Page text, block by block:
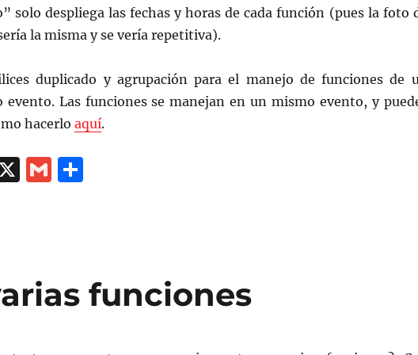
solo despliega las fechas y horas de cada función (pues la foto
la misma y se vería repetitiva).
duplicado y agrupación para el manejo de funciones de
evento. Las funciones se manejan en un mismo evento, y
hacerlo aquí.
X G C
rt
funciones